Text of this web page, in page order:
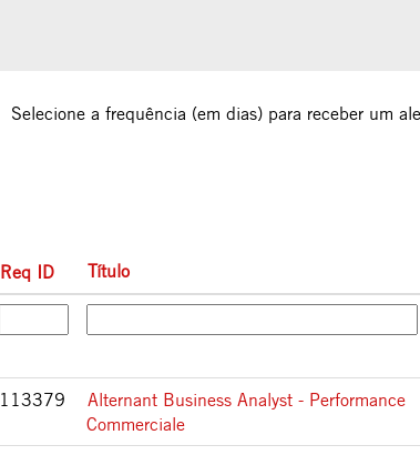
Selecione a frequência (em dias) para receber um
Req ID Título
113379
Alternant Business Analyst - Performance
Commerciale